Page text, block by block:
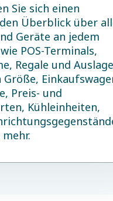
Sie sich einen
Überblick über
Geräte an jedem
POS-Terminals,
Regale und
Größe,
Preis- und
Kühleinheiten,